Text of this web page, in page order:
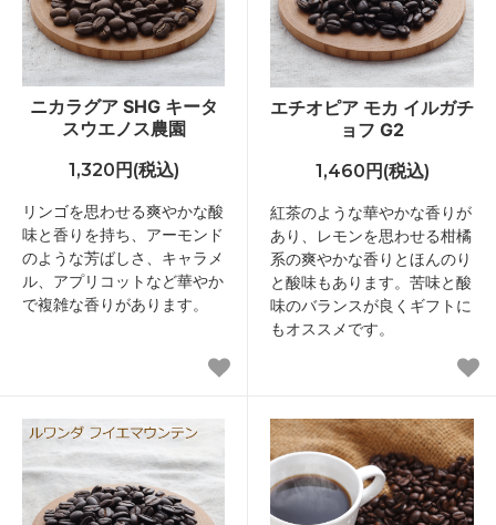
ニカラグア SHG キータ
スウエノス農園
1,320円(税込)
リンゴを思わせる爽やかな酸
味と香りを持ち、アーモンド
のような芳ばしさ、キャラメ
ル、アプリコットなど華やか
で複雑な香りがあります。
エチオピア モカ イルガチ
ョフ G2
1,460円(税込)
紅茶のような華やかな香りが
あり、レモンを思わせる柑橘
系の爽やかな香りとほんのり
と酸味もあります。苦味と酸
味のバランスが良くギフトに
もオススメです。